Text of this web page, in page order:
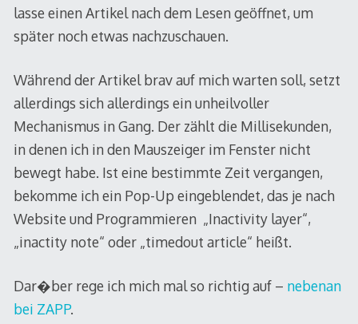
lasse einen Artikel nach dem Lesen geöffnet, um
später noch etwas nachzuschauen.
Während der Artikel brav auf mich warten soll, setzt
allerdings sich allerdings ein unheilvoller
Mechanismus in Gang. Der zählt die Millisekunden,
in denen ich in den Mauszeiger im Fenster nicht
bewegt habe. Ist eine bestimmte Zeit vergangen,
bekomme ich ein Pop-Up eingeblendet, das je nach
Website und Programmieren „Inactivity layer“,
„inactity note“ oder „timedout article“ heißt.
Dar�ber rege ich mich mal so richtig auf – nebenan
bei ZAPP.